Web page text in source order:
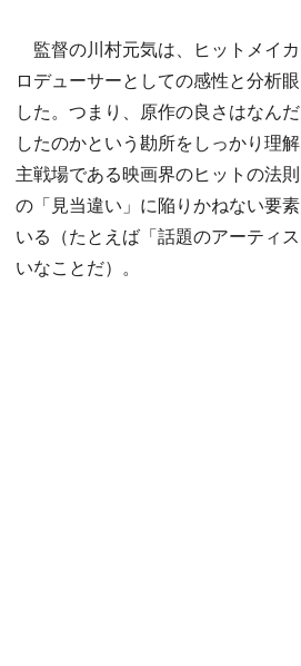
監督の川村元気は、ヒットメイ
ロデューサーとしての感性と分析
した。つまり、原作の良さはなん
したのかという勘所をしっかり理
主戦場である映画界のヒットの法
の「見当違い」に陥りかねない要
いる（たとえば「話題のアーティ
いなことだ）。